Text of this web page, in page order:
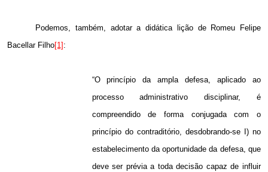
Podemos, também, adotar a didática lição de Romeu Felipe
Bacellar Filho[1] :
“O princípio da ampla defesa, aplicado ao
processo administrativo disciplinar, é
compreendido de forma conjugada com o
princípio do contraditório, desdobrando-se I) no
estabelecimento da oportunidade da defesa, que
deve ser prévia a toda decisão capaz de influir